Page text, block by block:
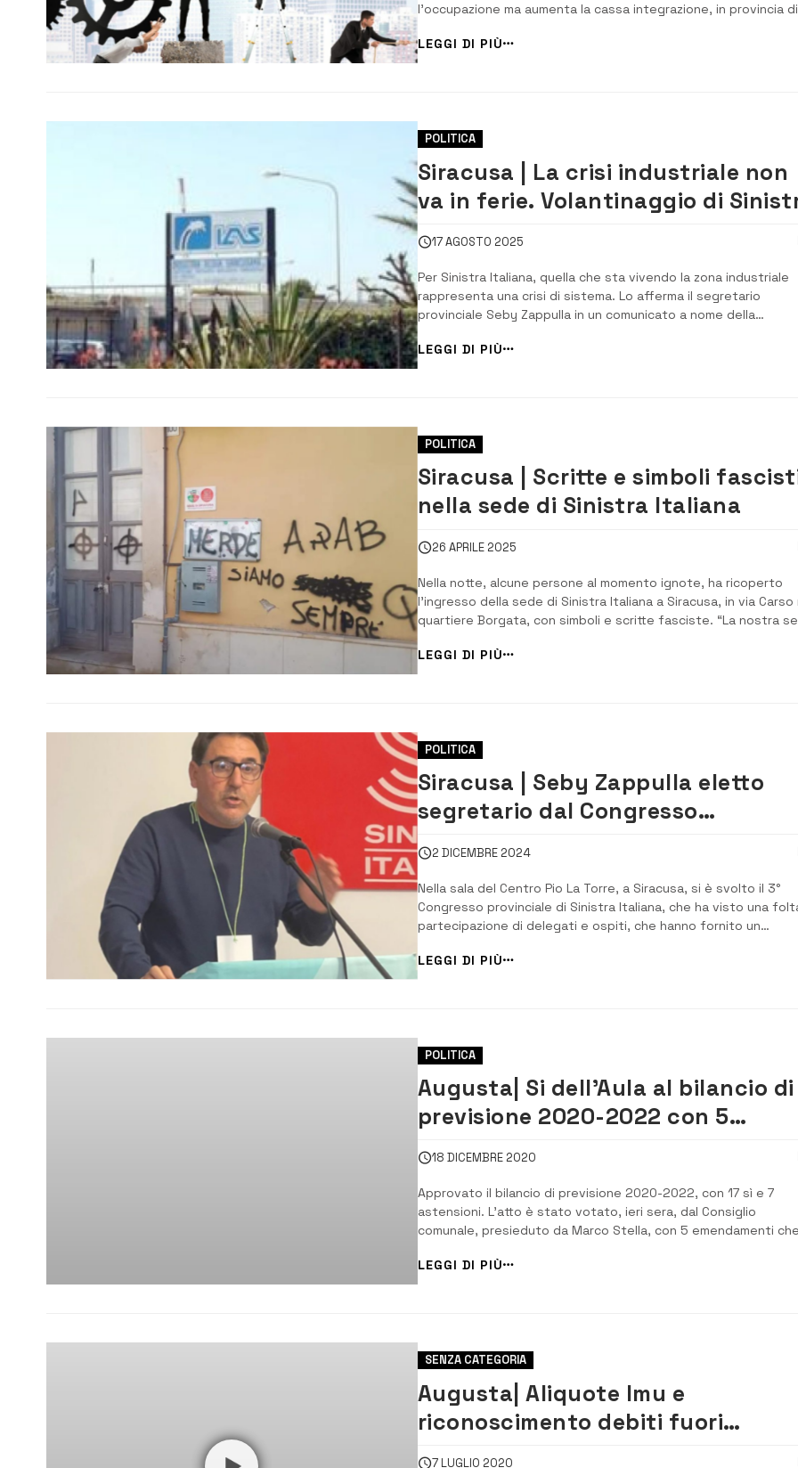
l’occupazione ma aumenta la cassa integrazione, in provincia di
degli occupati ha raggiunto quota 24,1 milioni, un milione in più
rispetto a tre anni fa [&he...
LEGGI DI PIÙ
POLITICA
Siracusa | La crisi industriale non
va in ferie. Volantinaggio di
Italiana nel petrolchimico
17 AGOSTO 2025
Per Sinistra Italiana, quella che sta vivendo la zona industriale
rappresenta una crisi di sistema. Lo afferma il segretario
provinciale Seby Zappulla in un comunicato a nome della
federazione di Siracusa di Sinistra Italiana, in cui si richiama
sostenuto più volte dal partito. “Lo abbiamo detto più volte,
anche in occasione della visit...
LEGGI DI PIÙ
POLITICA
Siracusa | Scritte e simboli
nella sede di Sinistra Italiana
26 APRILE 2025
Nella notte, alcune persone al momento ignote, ha ricoperto
l’ingresso della sede di Sinistra Italiana a Siracusa, in via Carso
quartiere Borgata, con simboli e scritte fasciste. “La nostra
che accade.Questa volta è chiaramente una ritorsione di
fascista alla man...
LEGGI DI PIÙ
POLITICA
Siracusa | Seby Zappulla eletto
segretario dal Congresso
provinciale di Sinistra Italiana
2 DICEMBRE 2024
Nella sala del Centro Pio La Torre, a Siracusa, si è svolto il 3°
Congresso provinciale di Sinistra Italiana, che ha visto una
partecipazione di delegati e ospiti, che hanno fornito un
tipici di ogni seduta congressuale, si sono succeduti gli
che hanno alimentato il ...
LEGGI DI PIÙ
POLITICA
Augusta| Si dell’Aula al bilancio di
previsione 2020-2022 con 5
emendamenti
18 DICEMBRE 2020
Approvato il bilancio di previsione 2020-2022, con 17 sì e 7
astensioni. L’atto è stato votato, ieri sera, dal Consiglio
comunale, presieduto da Marco Stella, con 5 emendamenti che
per il Natale, il finanziamento di opere di manutenzione con
di mutui e incarichi professi...
LEGGI DI PIÙ
SENZA CATEGORIA
Augusta| Aliquote Imu e
riconoscimento debiti fuori
bilancio: il sì del M5S
7 LUGLIO 2020